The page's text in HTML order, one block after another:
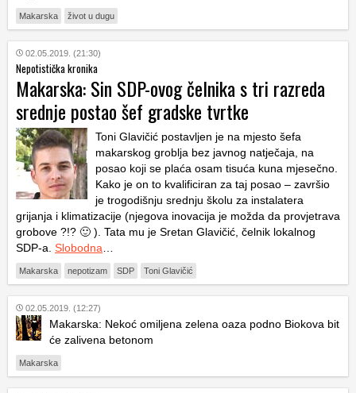
Makarska život u dugu
02.05.2019. (21:30)
Nepotistička kronika
Makarska: Sin SDP-ovog čelnika s tri razreda
srednje postao šef gradske tvrtke
Toni Glavičić postavljen je na mjesto šefa
makarskog groblja bez javnog natječaja, na
posao koji se plaća osam tisuća kuna mjesečno.
Kako je on to kvalificiran za taj posao – završio
je trogodišnju srednju školu za instalatera
grijanja i klimatizacije (njegova inovacija je možda da provjetrava
grobove ?!? 🙂 ). Tata mu je Sretan Glavičić, čelnik lokalnog
SDP-a. Slobodna
Makarska nepotizam SDP Toni Glavičić
02.05.2019. (12:27)
Makarska: Nekoć omiljena zelena oaza podno Biokova bit
će zalivena betonom
Makarska